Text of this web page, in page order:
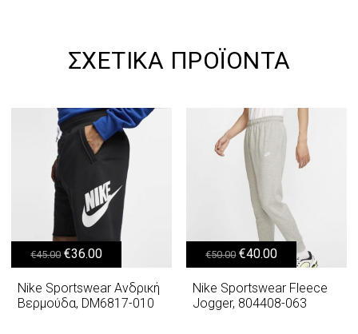
ΣΧΕΤΙΚΆ ΠΡΟΪΌΝΤΑ
€45.00 Original price was: €45.00.
€36.00Η τρέχουσα τιμή είναι: €36.00.
Nike Sportswear Ανδρική
Βερμούδα, DM6817-010
€50.00 Original price was: €50.00.
€40.00Η τρέχουσα τιμή είναι: €40.00.
Nike Sportswear Fleece
Jogger, 804408-063